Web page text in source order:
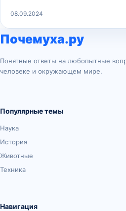
08.09.2024
Почемуха.ру
Понятные ответы на любопытные
человеке и окружающем мире.
Популярные темы
Наука
История
Животные
Техника
Навигация